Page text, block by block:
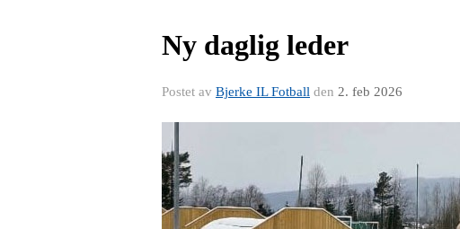
Ny daglig leder
Postet av Bjerke IL Fotball den 2. feb 2026